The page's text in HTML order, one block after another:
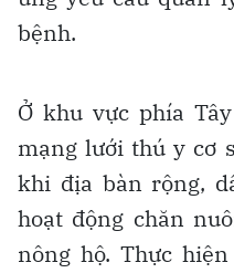
bệnh.
Ở khu vực phía
mạng lưới thú y cơ
khi địa bàn rộng,
hoạt động chăn
nông hộ. Thực